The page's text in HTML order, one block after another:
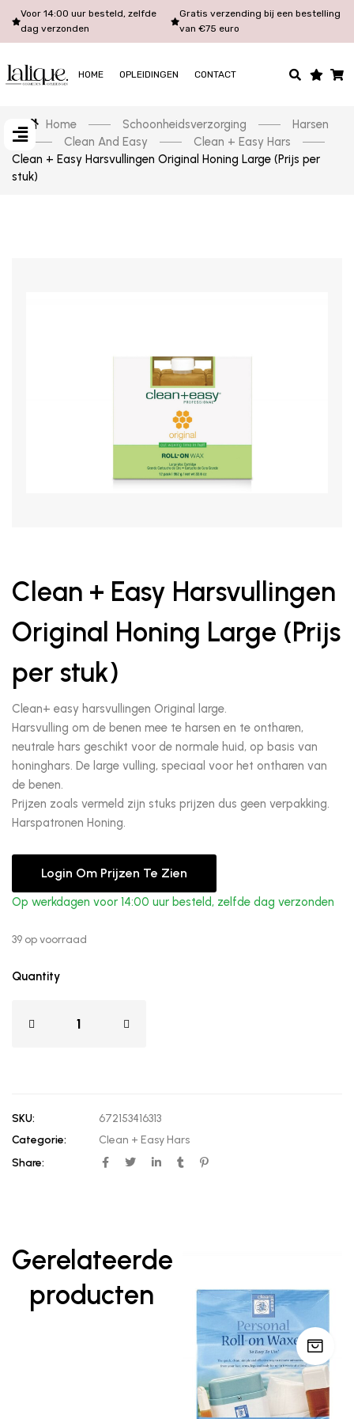
Voor 14:00 uur besteld, zelfde
dag verzonden
Gratis verzending bij een bestelling
van €75 euro
HOME OPLEIDINGEN CONTACT
Home Schoonheidsverzorging
Harsen
Clean And Easy
Clean + Easy Hars
Clean + Easy Harsvullingen Original Honing Large (Prijs per
stuk)
Clean + Easy Harsvullingen
Original Honing Large (Prijs
per stuk)
Clean+ easy harsvullingen Original large.
Harsvulling om de benen mee te harsen en te ontharen,
neutrale hars geschikt voor de normale huid, op basis van
honinghars. De large vulling, speciaal voor het ontharen van
de benen.
Prijzen zoals vermeld zijn stuks prijzen dus geen verpakking.
Harspatronen Honing.
Login Om Prijzen Te Zien
Op werkdagen voor 14:00 uur besteld, zelfde dag verzonden
39 op voorraad
Quantity
SKU:
672153416313
Categorie:
Clean + Easy Hars
Share:
Gerelateerde
producten